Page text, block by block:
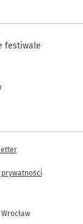
festiwale
prywatności